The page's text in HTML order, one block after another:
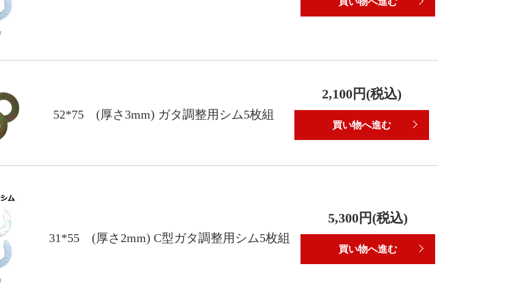
52*75 (厚さ3mm) ガタ調整用シム5枚組
2,100円(税込)
買い物へ進む
31*55 (厚さ2mm) C型ガタ調整用シム5枚組
5,300円(税込)
買い物へ進む